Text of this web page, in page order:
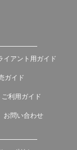
イアント用ガイド
ガイド
利用ガイド
お問い合わせ